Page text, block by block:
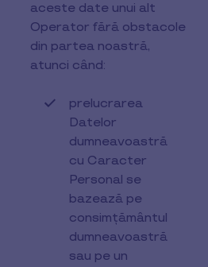
aceste date unui alt
Operator fără obstacole
din partea noastră,
atunci când:
prelucrarea
Datelor
dumneavoastră
cu Caracter
Personal se
bazează pe
consimțământul
dumneavoastră
sau pe un